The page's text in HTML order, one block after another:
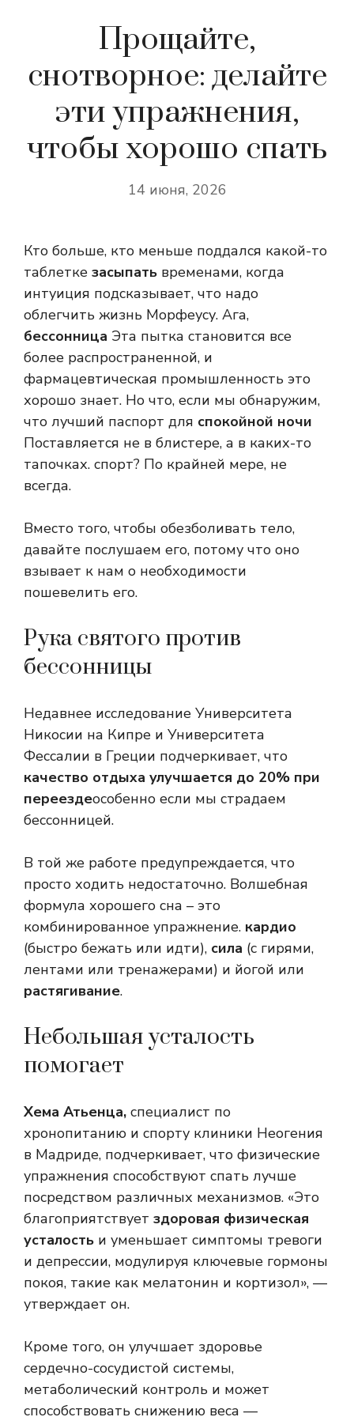
Прощайте,
снотворное: делайте
эти упражнения,
чтобы хорошо спать
14 июня, 2026
Кто больше, кто меньше поддался какой-то
таблетке засыпать временами, когда
интуиция подсказывает, что надо
облегчить жизнь Морфеусу. Ага,
бессонница Эта пытка становится все
более распространенной, и
фармацевтическая промышленность это
хорошо знает. Но что, если мы обнаружим,
что лучший паспорт для спокойной ночи
Поставляется не в блистере, а в каких-то
тапочках. спорт? По крайней мере, не
всегда.
Вместо того, чтобы обезболивать тело,
давайте послушаем его, потому что оно
взывает к нам о необходимости
пошевелить его.
Рука святого против
бессонницы
Недавнее исследование Университета
Никосии на Кипре и Университета
Фессалии в Греции подчеркивает, что
качество отдыха улучшается до 20% при
переездеособенно если мы страдаем
бессонницей.
В той же работе предупреждается, что
просто ходить недостаточно. Волшебная
формула хорошего сна – это
комбинированное упражнение. кардио
(быстро бежать или идти), сила (с гирями,
лентами или тренажерами) и йогой или
растягивание.
Небольшая усталость
помогает
Хема Атьенца, специалист по
хронопитанию и спорту клиники Неогения
в Мадриде, подчеркивает, что физические
упражнения способствуют спать лучше
посредством различных механизмов. «Это
благоприятствует здоровая физическая
усталость и уменьшает симптомы тревоги
и депрессии, модулируя ключевые гормоны
покоя, такие как мелатонин и кортизол», —
утверждает он.
Кроме того, он улучшает здоровье
сердечно-сосудистой системы,
метаболический контроль и может
способствовать снижению веса —